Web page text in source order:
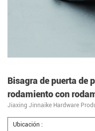
Bisagra de puerta de
rodamiento con
Jiaxing Jinnaike Hardware
Ubicación :